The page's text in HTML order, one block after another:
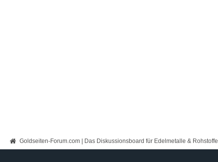
Goldseiten-Forum.com | Das Diskussionsboard für Edelmetalle & Rohstoffe